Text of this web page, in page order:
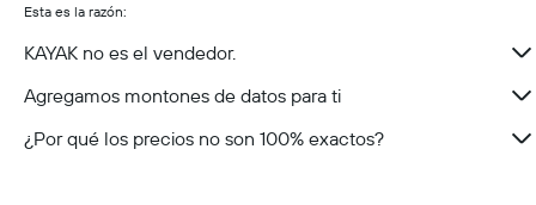
Esta es la razón:
KAYAK no es el vendedor.
Agregamos montones de datos para ti
¿Por qué los precios no son 100% exactos?